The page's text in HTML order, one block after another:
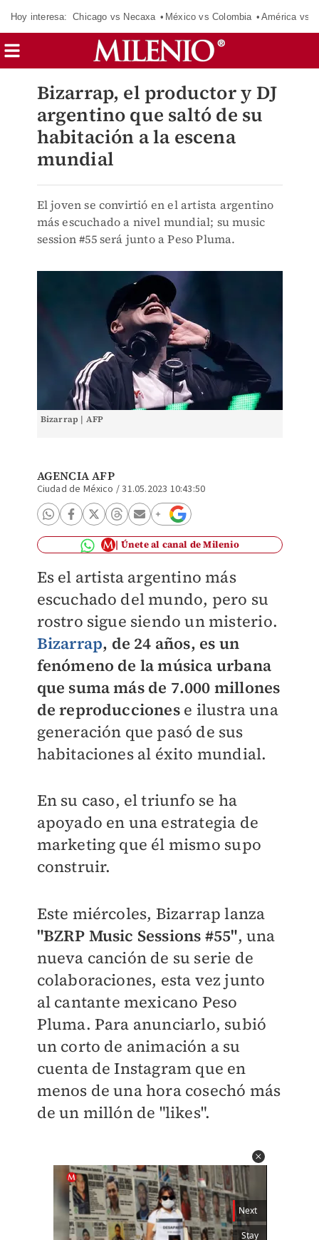
Hoy interesa: Chicago vs Necaxa México vs Colombia América vs
Bizarrap, el productor y DJ
argentino que saltó de su
habitación a la escena
mundial
El joven se convirtió en el artista argentino
más escuchado a nivel mundial; su music
session #55 será junto a Peso Pluma.
Bizarrap | AFP
AGENCIA AFP
Ciudad de México /31.05.2023 10:43:50
Únete al canal de Milenio
Es el artista argentino más
escuchado del mundo, pero su
rostro sigue siendo un misterio.
Bizarrap, de 24 años, es un
fenómeno de la música urbana
que suma más de 7.000 millones
de reproduccionese ilustra una
generación que pasó de sus
habitaciones al éxito mundial.
En su caso, el triunfo se ha
apoyado en una estrategia de
marketing que él mismo supo
construir.
Este miércoles, Bizarrap lanza
"BZRP Music Sessions #55", una
nueva canción de su serie de
colaboraciones, esta vez junto
al cantante mexicano Peso
Pluma. Para anunciarlo, subió
un corto de animación a su
cuenta de Instagram que en
menos de una hora cosechó más
de un millón de "likes".